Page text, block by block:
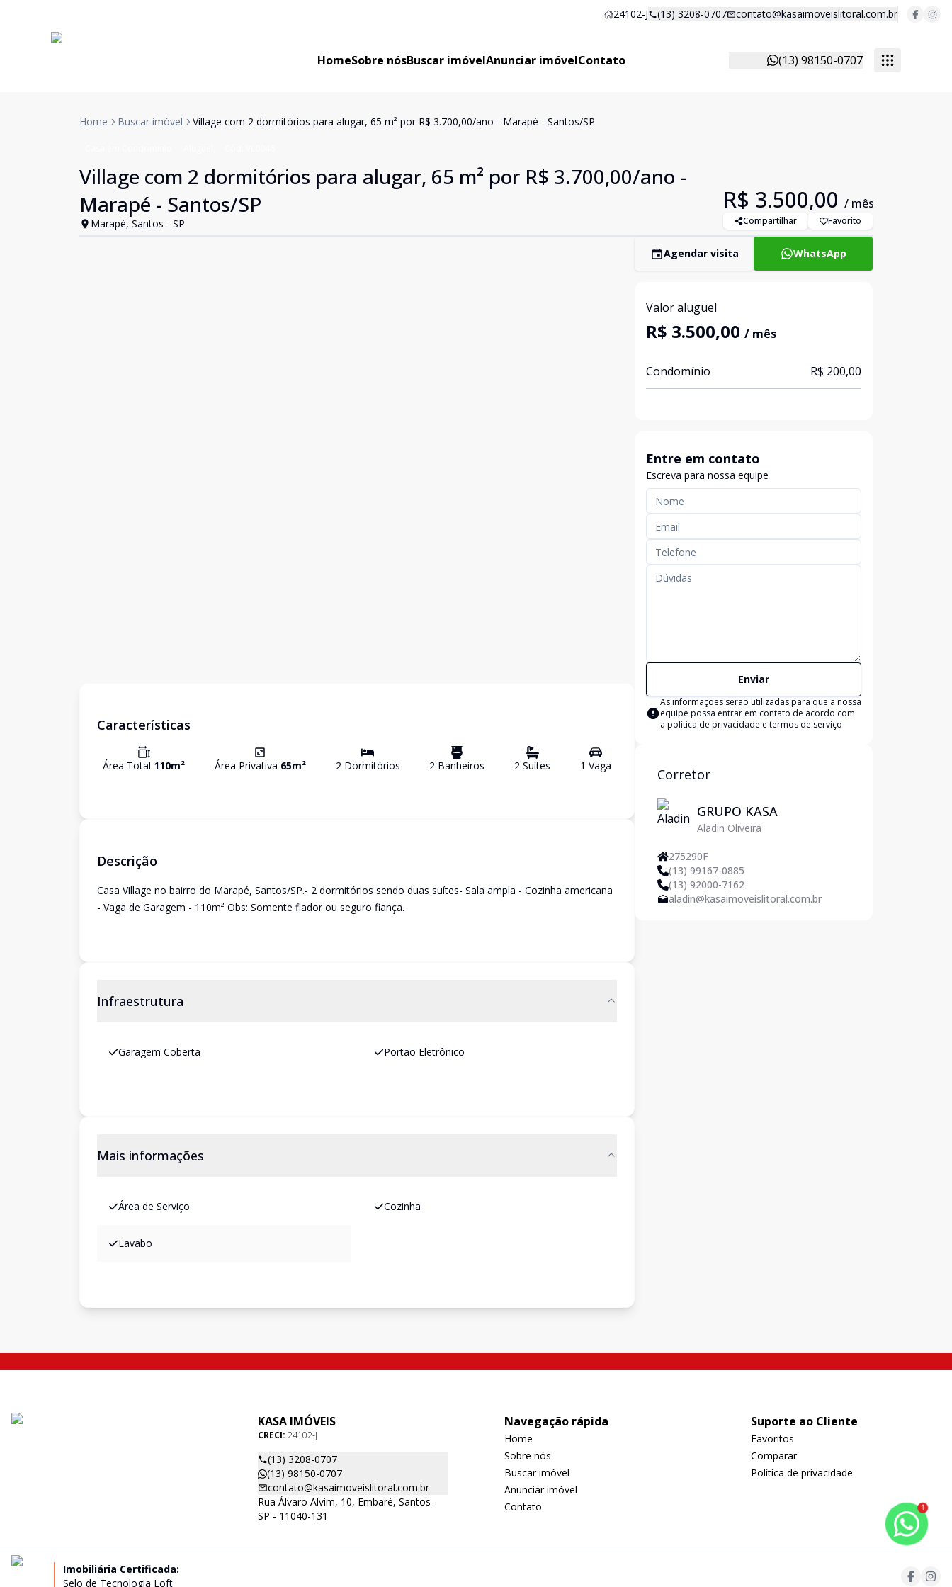
24102-J (13) 3208-0707 contato@kasaimoveislitoral.com.br
HomeSobre nósBuscar imóvelAnunciar imóvelContato (13) 98150-0707
Home Buscar imóvel Village com 2 dormitórios para alugar, 65 m² por R$ 3.700,00/ano - Marapé - Santos/SP
Village com 2 dormitórios para alugar, 65 m² por R$ 3.700,00/ano -
Marapé - Santos/SP
Marapé, Santos - SP
R$ 3.500,00 / mês
Compartilhar Favorito
Características
Área Total 110m² Área Privativa 65m² 2Dormitórios 2 Banheiros 2 Suítes 1 Vaga
Descrição
Casa Village no bairro do Marapé, Santos/SP.- 2 dormitórios sendo duas suítes- Sala ampla - Cozinha americana
- Vaga de Garagem - 110m² Obs: Somente fiador ou seguro fiança.
Infraestrutura
Garagem Coberta Portão Eletrônico
Mais informações
Área de Serviço Cozinha
Lavabo
Agendar visita WhatsApp
Valor aluguel
R$ 3.500,00 / mês
Condomínio R$ 200,00
Entre em contato
Escreva para nossa equipe
Enviar
As informações serão utilizadas para que a nossa
equipe possa entrar em contato de acordo com
a política de privacidade e termos de serviço
Corretor
GRUPO KASA
Aladin Oliveira
275290F
(13) 99167-0885
(13) 92000-7162
aladin@kasaimoveislitoral.com.br
KASA IMÓVEIS
CRECI: 24102-J
(13) 3208-0707
(13) 98150-0707
contato@kasaimoveislitoral.com.br
Rua Álvaro Alvim, 10, Embaré, Santos -
SP - 11040-131
Navegação rápida
Home
Sobre nós
Buscar imóvel
Anunciar imóvel
Contato
Suporte ao Cliente
Favoritos
Comparar
Política de privacidade
Imobiliária Certificada:
Selo de Tecnologia Loft
1